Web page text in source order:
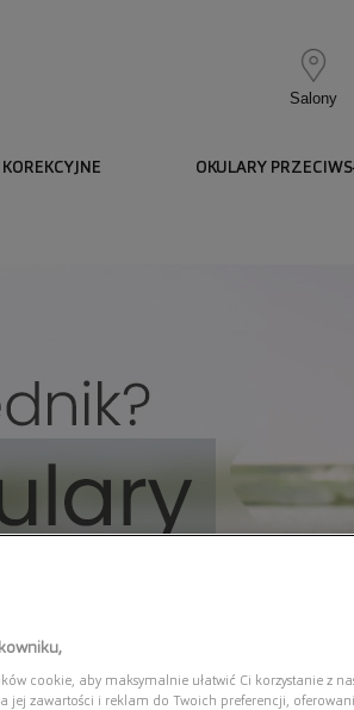
Salony
OKULARY
cookie, aby maksymalnie ułatwić Ci korzystanie z
jej zawartości i reklam do Twoich preferencji,